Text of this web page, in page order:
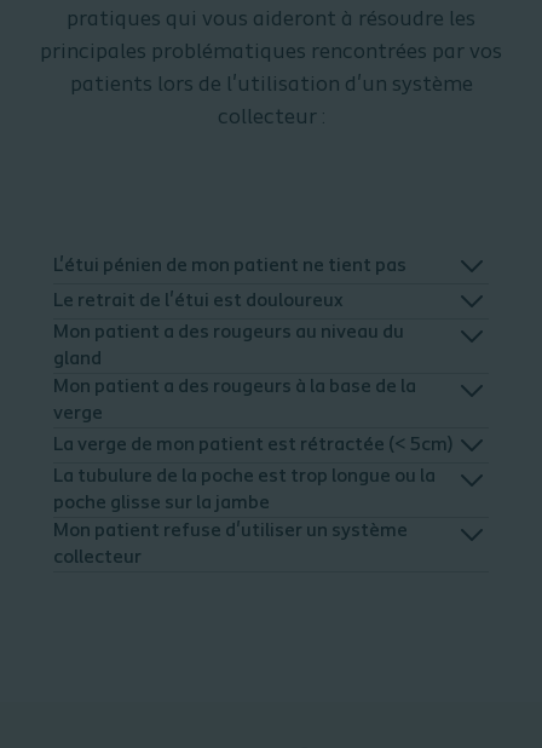
pratiques qui vous aideront à résoudre les
principales problématiques rencontrées par vos
patients lors de l'utilisation d'un système
collecteur :
L'étui pénien de mon patient ne tient pas
Le retrait de l'étui est douloureux
Mon patient a des rougeurs au niveau du
gland
Mon patient a des rougeurs à la base de la
verge
La verge de mon patient est rétractée (< 5cm)
La tubulure de la poche est trop longue ou la
poche glisse sur la jambe
Mon patient refuse d'utiliser un système
collecteur